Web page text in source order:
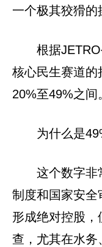
一个极其狡猾的
根据
核心民生赛道的
20%至49%之间
为什么是
这个数字非
制度和国家安全
形成绝对控股
查，尤其在水务